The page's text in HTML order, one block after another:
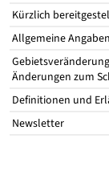
Kürzlich
Allgemeine
Änderungen zum
Definitionen und
Newsletter